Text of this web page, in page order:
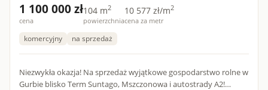
1 100 000 zł
cena
104 m2
powierzchnia
10 577 zł/m2
cena za metr
komercyjny na sprzedaż
Niezwykła okazja! Na sprzedaż wyjątkowe gospodarstwo rolne w
Gurbie blisko Term Suntago, Mszczonowa i autostrady A2!